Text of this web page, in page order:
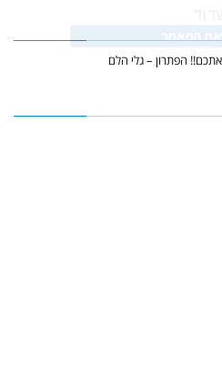
הפתרון – גלי הלם